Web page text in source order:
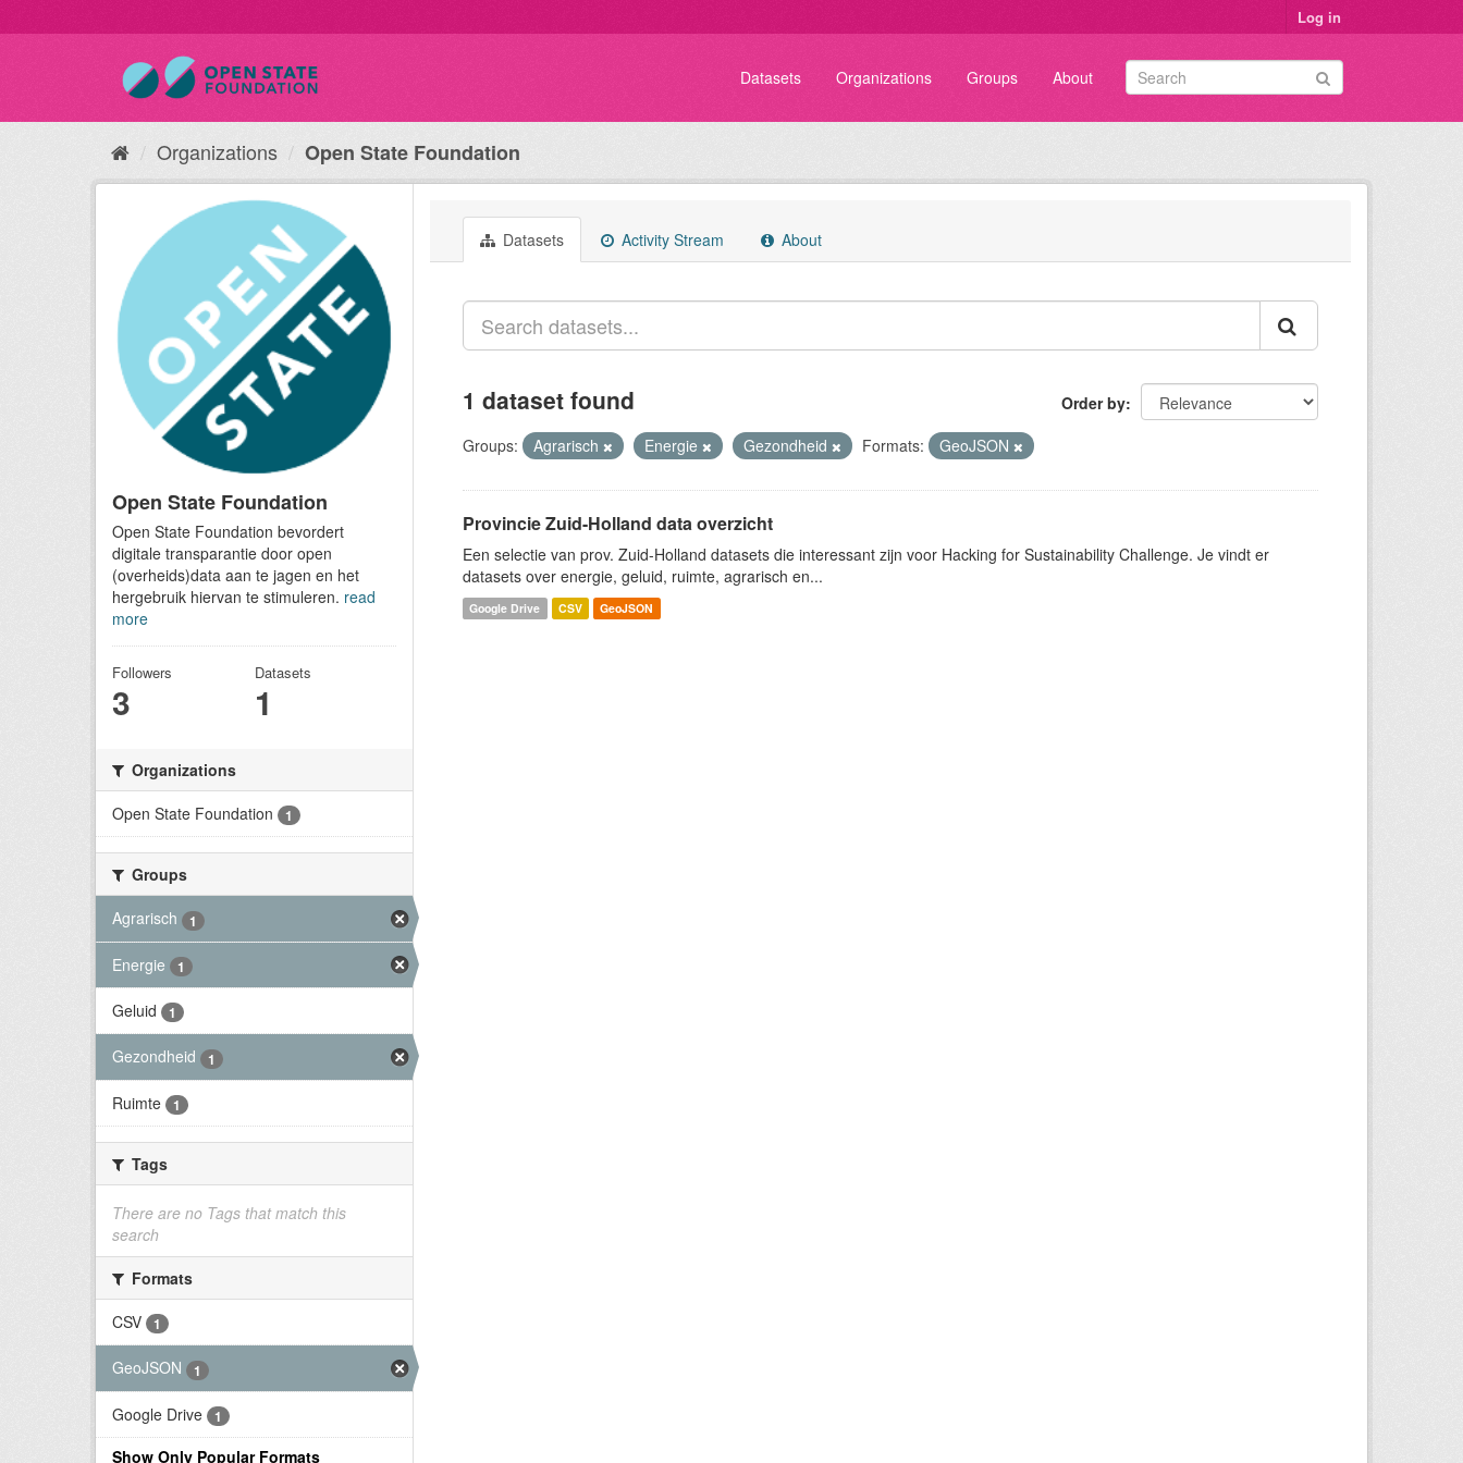
Log in
Datasets Organizations Groups About
Organizations Open State Foundation
Open State Foundation
Open State Foundation bevordert
digitale transparantie door open
(overheids)data aan te jagen en het
hergebruik hiervan te stimuleren. read
more
Followers
3
Datasets
1
Organizations
Open State Foundation
1
Groups
Agrarisch
1
Energie 1
Geluid 1
Gezondheid 1
Ruimte 1
Tags
There are no Tags that match this
search
Formats
CSV
1
GeoJSON 1
Google Drive 1
Show Only Popular Formats
Datasets Activity Stream About
Order by
1 dataset found
Groups: Agrarisch Energie Gezondheid Formats: GeoJSON
Provincie Zuid-Holland data overzicht
Een selectie van prov. Zuid-Holland datasets die interessant zijn voor Hacking for Sustainability Challenge. Je vindt er
datasets over energie, geluid, ruimte, agrarisch en...
Google Drive CSV GeoJSON